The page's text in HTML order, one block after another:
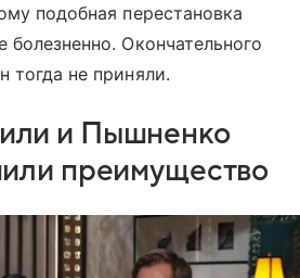
подобная перестановка
болезненно. Окончательного
тогда не приняли.
и Пышненко
преимущество